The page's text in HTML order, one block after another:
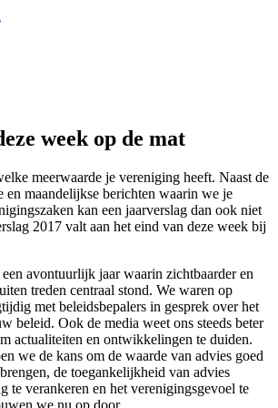
week op de mat
meerwaarde je vereniging heeft. Naast de
en maandelijkse berichten waarin we je
kan een jaarverslag dan ook niet
2017 valt aan het eind van deze week bij
een avontuurlijk jaar waarin zichtbaarder en
treden centraal stond. We waren op
met beleidsbepalers in gesprek over het
beleid. Ook de media weet ons steeds beter
actualiteiten en ontwikkelingen te duiden.
we de kans om de waarde van advies goed
brengen, de toegankelijkheid van advies
te verankeren en het verenigingsgevoel te
we nu op door.